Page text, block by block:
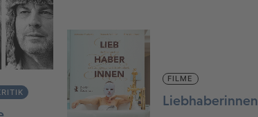
FILME
Liebhaberinnen